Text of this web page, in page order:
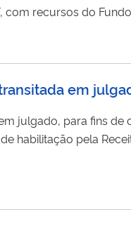
com recursos do
terra, além dos
em
julgado, para fins de
pela Receita
mais recurso da